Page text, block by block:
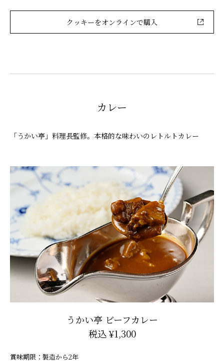
クッキーをオンラインで購入
カレー
「うかい亭」料理長監修。本格的な味わいのレトルトカレー
うかい亭 ビーフカレー
税込 ¥1,300
賞味期限：製造から2年